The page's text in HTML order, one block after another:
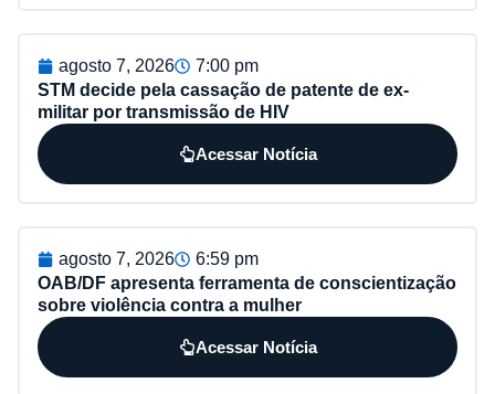
agosto 7, 2026
7:00 pm
STM decide pela cassação de patente de ex-
militar por transmissão de HIV
Acessar Notícia
agosto 7, 2026
6:59 pm
OAB/DF apresenta ferramenta de conscientização
sobre violência contra a mulher
Acessar Notícia